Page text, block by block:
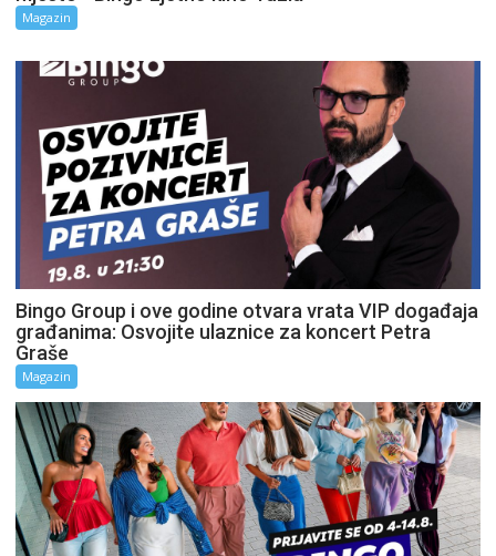
Magazin
Bingo Group i ove godine otvara vrata VIP događaja
građanima: Osvojite ulaznice za koncert Petra
Graše
Magazin